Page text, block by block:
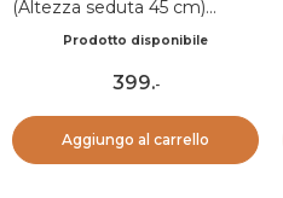
(Altezza seduta 45 cm)
Prodotto disponibile
399.-
Aggiungo al carrello